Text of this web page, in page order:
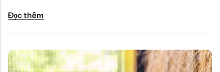
Đọc thêm